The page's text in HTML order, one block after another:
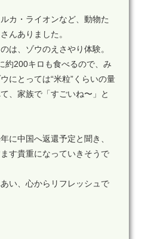
カ・ライオンなど、動物た
んありました。
は、ゾウのえさやり体験。
約200キロも食べるので、み
にとっては“米粒”くらいの量
、家族で「すごいね〜」と
に中国へ返還予定と聞き、
す貴重になっていきそうで
い、心からリフレッシュで